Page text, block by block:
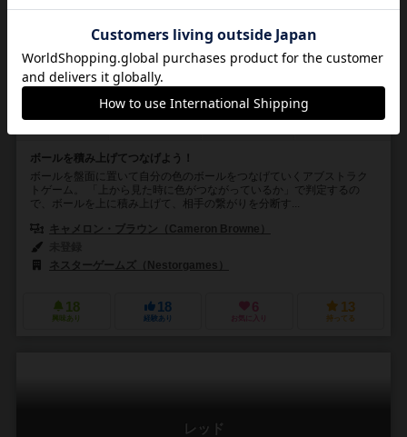
Akron
ボールを積み上げてつなげよう！
ボールを盤面に置いて自分の色のボールをつなげていくアブストラク
トゲーム。 「上から見た時に色がつながっているか」で判定するの
で、ボールを上に積み上げて、相手の繋がりを分断す...
キャメロン・ブラウン（Cameron Browne）
ネスターゲームズ（Nestorgames）
18
興味あり
18
経験あり
6
お気に入り
13
持ってる
レッド